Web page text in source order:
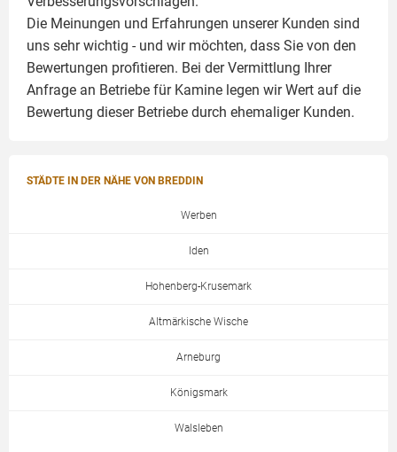
Die Meinungen und Erfahrungen unserer Kunden sind
uns sehr wichtig - und wir möchten, dass Sie von den
Bewertungen profitieren. Bei der Vermittlung Ihrer
Anfrage an Betriebe für Kamine legen wir Wert auf die
Bewertung dieser Betriebe durch ehemaliger Kunden.
STÄDTE IN DER NÄHE VON BREDDIN
Werben
Iden
Hohenberg-Krusemark
Altmärkische Wische
Arneburg
Königsmark
Walsleben